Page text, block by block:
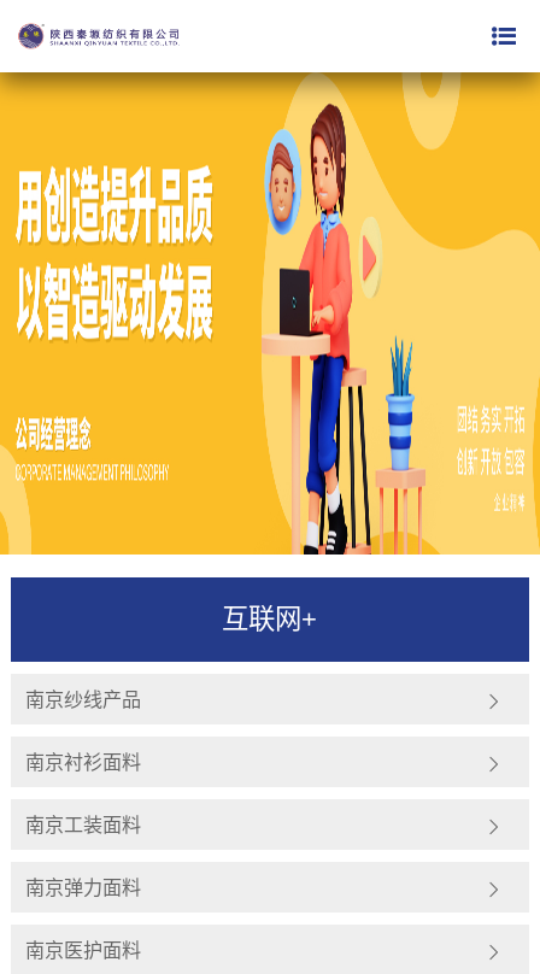
互联网+
南京纱线产品
南京衬衫面料
南京工装面料
南京弹力面料
南京医护面料